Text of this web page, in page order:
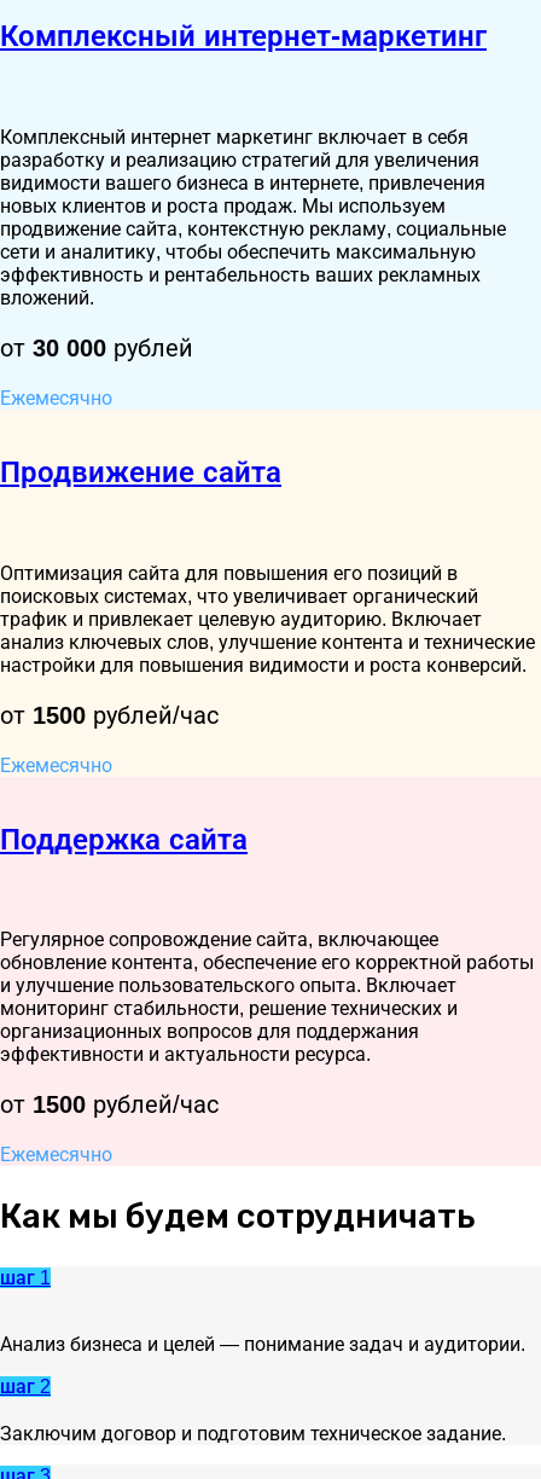
Комплексный интернет-маркетинг
Комплексный интернет маркетинг включает в себя
разработку и реализацию стратегий для увеличения
видимости вашего бизнеса в интернете, привлечения
новых клиентов и роста продаж. Мы используем
продвижение сайта, контекстную рекламу, социальные
сети и аналитику, чтобы обеспечить максимальную
эффективность и рентабельность ваших рекламных
вложений.
от 30 000 рублей
Ежемесячно
Продвижение сайта
Оптимизация сайта для повышения его позиций в
поисковых системах, что увеличивает органический
трафик и привлекает целевую аудиторию. Включает
анализ ключевых слов, улучшение контента и технические
настройки для повышения видимости и роста конверсий.
от 1500 рублей/час
Ежемесячно
Поддержка сайта
Регулярное сопровождение сайта, включающее
обновление контента, обеспечение его корректной работы
и улучшение пользовательского опыта. Включает
мониторинг стабильности, решение технических и
организационных вопросов для поддержания
эффективности и актуальности ресурса.
от 1500 рублей/час
Ежемесячно
Как мы будем сотрудничать
шаг 1
Анализ бизнеса и целей — понимание задач и аудитории.
шаг 2
Заключим договор и подготовим техническое задание.